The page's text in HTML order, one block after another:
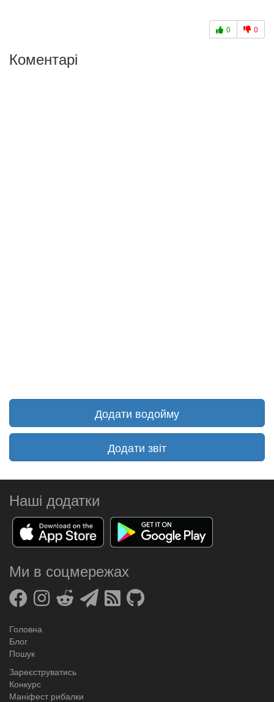
0 0
Коментарі
Додати водойму
Додати звіт
Наші додатки
Ми в соцмережах
Головна
Блог
Пошук
Зареєструватись
Конкурс
Маніфест рибалки